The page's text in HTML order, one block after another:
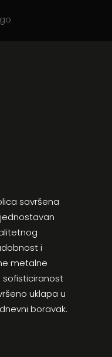
savršena
i
metalne
uklapa u
boravak.